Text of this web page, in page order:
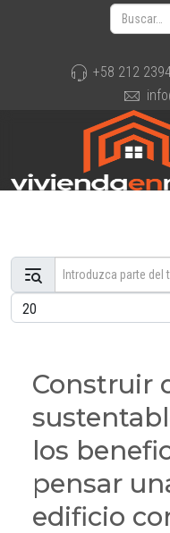
+58 212
Introduzca parte del
Cantidad a mostrar
Construir
los
pensar
edificio